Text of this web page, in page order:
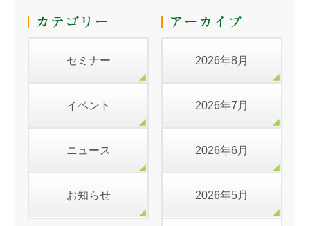
セミナー
イベント
ニュース
お知らせ
2026年8月
2026年7月
2026年6月
2026年5月